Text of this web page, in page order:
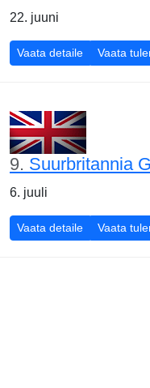
22. juuni
Vaata detailePrantsusmaa
Vaata
9. Suurbritannia
6. juuli
Vaata detaileSuurbritannia
Vaata